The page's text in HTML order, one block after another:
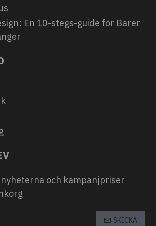
En 10-stegs-guide för Barer
nyheterna och kampanjpriser
SKICKA